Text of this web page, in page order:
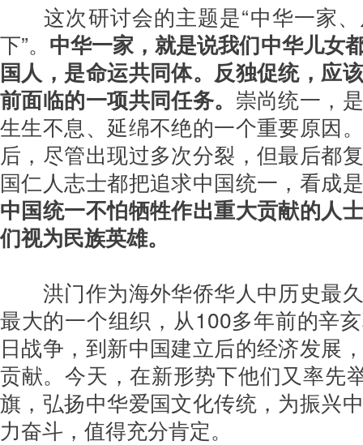
这次研讨会的主题是“中华一家
下”。 中华一家，就是说我们中华儿女
国人，是命运共同体。反独促统，应
前面临的一项共同任务。 崇尚统一，
生生不息、延绵不绝的一个重要原因
后，尽管出现过多次分裂，但最后都
国仁人志士都把追求中国统一，看成
中国统一不怕牺牲作出重大贡献的人
们视为民族英雄。
洪门作为海外华侨华人中历史最
最大的一个组织，从100多年前的辛
日战争，到新中国建立后的经济发展
贡献。今天，在新形势下他们又率先
旗，弘扬中华爱国文化传统，为振兴
力奋斗，值得充分肯定。